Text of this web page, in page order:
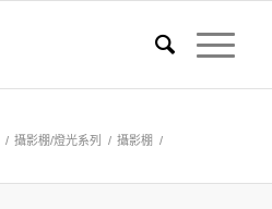
/ 攝影棚/燈光系列 / 攝影棚 /